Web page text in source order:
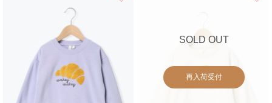
SOLD OUT
再入荷受付